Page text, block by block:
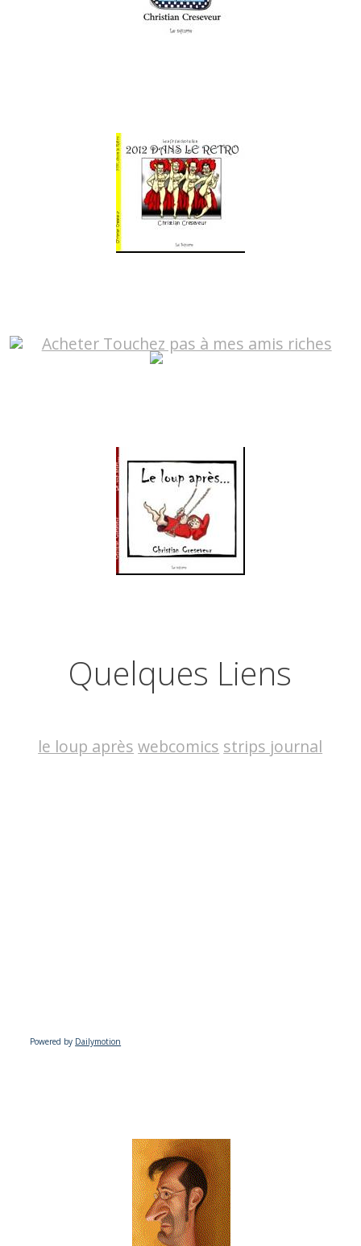
Quelques Liens
le loup après webcomics strips journal
Powered by Dailymotion